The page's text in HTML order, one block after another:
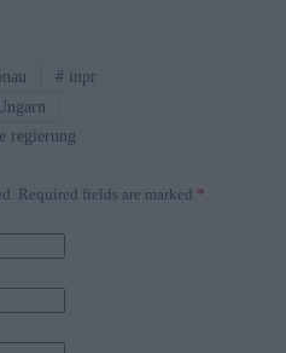
# inpr
regierung
Required fields are marked *